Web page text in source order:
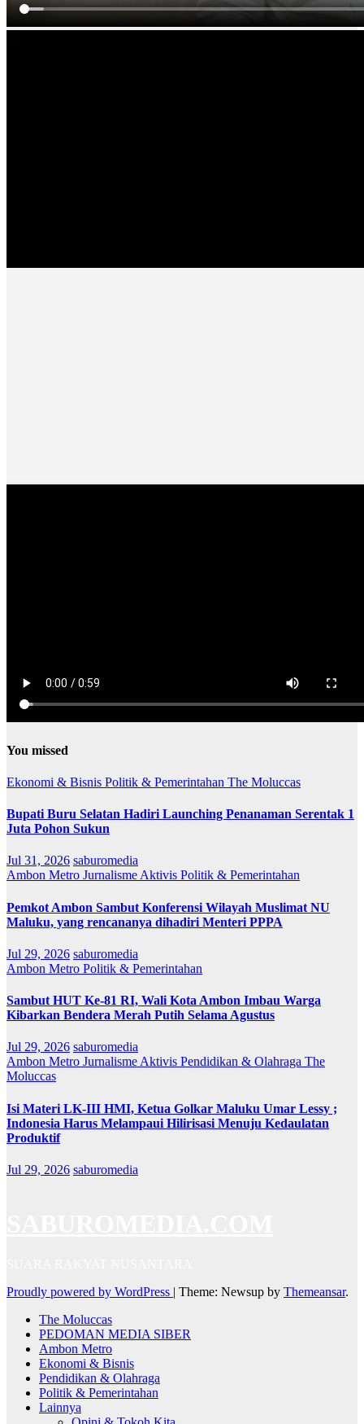
You missed
Ekonomi & Bisnis Politik & Pemerintahan The Moluccas
Bupati Buru Selatan Hadiri Launching Penanaman Serentak 1
Juta Pohon Sukun
Jul 31, 2026 saburomedia
Ambon Metro Jurnalisme Aktivis Politik & Pemerintahan
Pemkot Ambon Sambut Konferensi Wilayah Muslimat NU
Maluku, yang rencananya dihadiri Menteri PPPA
Jul 29, 2026 saburomedia
Ambon Metro Politik & Pemerintahan
Sambut HUT Ke-81 RI, Wali Kota Ambon Imbau Warga
Kibarkan Bendera Merah Putih Selama Agustus
Jul 29, 2026 saburomedia
Ambon Metro Jurnalisme Aktivis Pendidikan & Olahraga The
Moluccas
Isi Materi LK-III HMI, Ketua Golkar Maluku Umar Lessy ;
Indonesia Harus Melampaui Hilirisasi Menuju Kedaulatan
Produktif
Jul 29, 2026 saburomedia
Proudly powered by WordPress | Theme: Newsup by Themeansar.
The Moluccas
PEDOMAN MEDIA SIBER
Ambon Metro
Ekonomi & Bisnis
Pendidikan & Olahraga
Politik & Pemerintahan
Lainnya